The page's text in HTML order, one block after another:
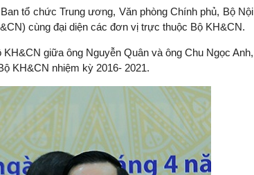
tổ chức Trung ương, Văn phòng Chính phủ, Bộ Nội
cùng đại diện các đơn vị trực thuộc Bộ KH&CN.
giữa ông Nguyễn Quân và ông Chu Ngọc Anh,
KH&CN nhiệm kỳ 2016- 2021.